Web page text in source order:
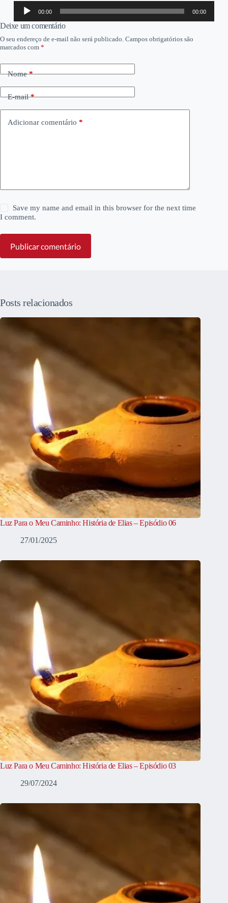
Tocador
áudio
00:00 00:00
Deixe um comentário
O seu endereço de e-mail não será publicado. Campos obrigatórios são
marcados com *
Nome*
E-mail*
Adicionar comentário *
Save my name and email in this browser for the next time
I comment.
Publicar comentário
Posts relacionados
Luz Para o Meu Caminho: História de Elias – Episódio 06
27/01/2025
Luz Para o Meu Caminho: História de Elias – Episódio 03
29/07/2024